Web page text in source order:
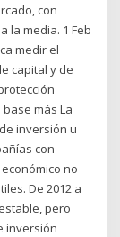
con
la media. 1 Feb
medir el
capital y de
más La
inversión u
con
no
De 2012 a
pero
inversión